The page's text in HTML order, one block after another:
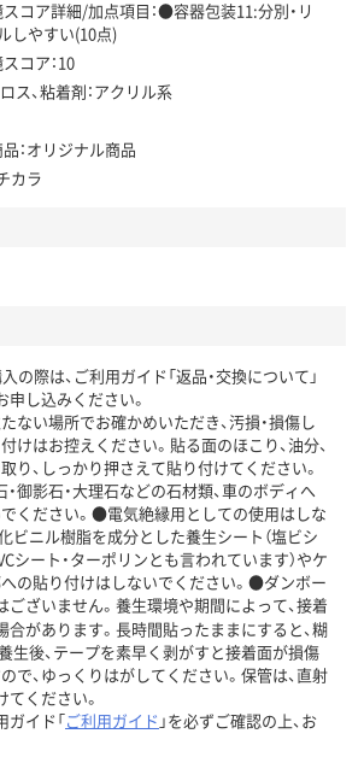
コア詳細/加点項目：●容器包装11:分別・リ
しやすい(10点)
コア：10
ス、粘着剤：アクリル系
：オリジナル商品
カラ
の際は、ご利用ガイド「返品・交換について」
申し込みください。
ない場所でお確かめいただき、汚損・損傷し
けはお控えください。貼る面のほこり、油分、
り、しっかり押さえて貼り付けてください。
・御影石・大理石などの石材類、車のボディへ
ください。●電気絶縁用としての使用はしな
ビニル樹脂を成分とした養生シート（塩ビシ
シート・ターポリンとも言われています）やケ
の貼り付けはしないでください。●ダンボー
ございません。養生環境や期間によって、接着
合があります。長時間貼ったままにすると、糊
生後、テープを素早く剥がすと接着面が損傷
で、ゆっくりはがしてください。保管は、直射
てください。
ガイド「ご利用ガイド 」を必ずご確認の上、お